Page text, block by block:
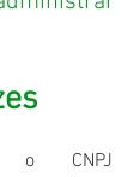
o CNPJ